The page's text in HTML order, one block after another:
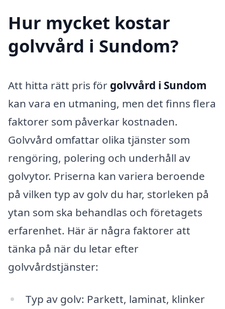
Hur mycket kostar
golvvård i Sundom?
Att hitta rätt pris för golvvård i Sundom
kan vara en utmaning, men det finns flera
faktorer som påverkar kostnaden.
Golvvård omfattar olika tjänster som
rengöring, polering och underhåll av
golvytor. Priserna kan variera beroende
på vilken typ av golv du har, storleken på
ytan som ska behandlas och företagets
erfarenhet. Här är några faktorer att
tänka på när du letar efter
golvvårdstjänster:
Typ av golv: Parkett, laminat, klinker